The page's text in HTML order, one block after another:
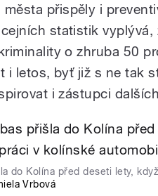
přispěly i
statistik vyplývá,
o zhruba 50
i letos, byť již s ne tak
i zástupci
do Kolína před deseti lety,
Vrbová